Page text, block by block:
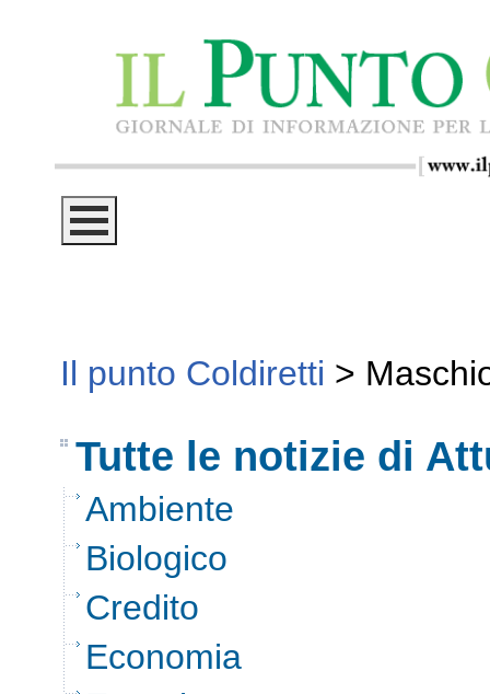
Il punto Coldiretti >
Tutte le notizie di
Ambiente
Biologico
Credito
Economia